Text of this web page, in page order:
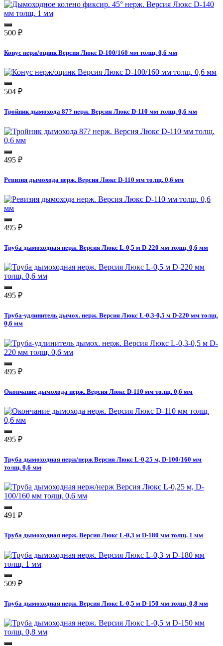
500 ₽
Конус нерж/оцинк Версия Люкс D-100/160 мм толщ. 0,6 мм
504 ₽
Тройник дымохода 87? нерж. Версия Люкс D-110 мм толщ. 0,6 мм
495 ₽
Ревизия дымохода нерж. Версия Люкс D-110 мм толщ. 0,6 мм
495 ₽
Труба дымоходная нерж. Версия Люкс L-0,5 м D-220 мм толщ. 0,6 мм
495 ₽
Труба-удлинитель дымох. нерж. Версия Люкс L-0,3-0,5 м D-220 мм толщ.
0,6 мм
495 ₽
Окончание дымохода нерж. Версия Люкс D-110 мм толщ. 0,6 мм
495 ₽
Труба дымоходная нерж/нерж Версия Люкс L-0,25 м, D-100/160 мм
толщ. 0,6 мм
491 ₽
Труба дымоходная нерж. Версия Люкс L-0,3 м D-180 мм толщ. 1 мм
509 ₽
Труба дымоходная нерж. Версия Люкс L-0,5 м D-150 мм толщ. 0,8 мм